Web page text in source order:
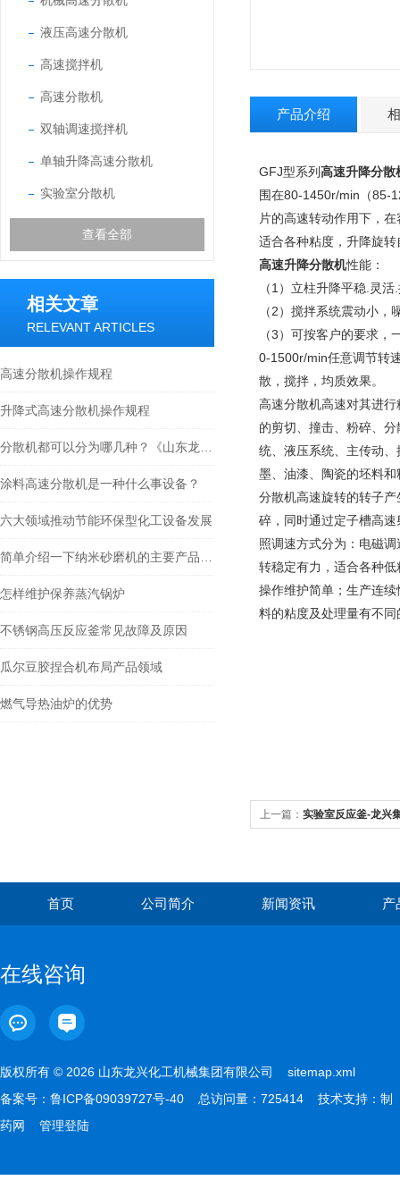
液压高速分散机
高速搅拌机
高速分散机
双轴调速搅拌机
单轴升降高速分散机
实验室分散机
查看全部
相关文章
RELEVANT ARTICLES
高速分散机操作规程
升降式高速分散机操作规程
涂料高速分散机是一种什么事设备？
六大领域推动节能环保型化工设备发展
怎样维护保养蒸汽锅炉
不锈钢高压反应釜常见故障及原因
瓜尔豆胶捏合机布局产品领域
燃气导热油炉的优势
产品介绍
GFJ型系列高速升降分散
围在80-1450r/min（85-
片的高速转动作用下，
适合各种粘度，升降旋
高速升降分散机性能：
（1）立柱升降平稳.灵
（2）搅拌系统震动小，
（3）可按客户的要求
0-1500r/min任意调节转
散，搅拌，均质效果。
高速分散机高速对其进
的剪切、撞击、粉碎、
统、液压系统、主传动
墨、油漆、陶瓷的坯料
分散机高速旋转的转子
碎，同时通过定子槽高
照调速方式分为：电磁
转稳定有力，适合各种
操作维护简单；生产连
料的粘度及处理量有不
上一篇： 实验室反应釜-龙兴
首页 公司简介 新闻资讯 产
在线咨询
版权所有 © 2026 山东龙兴化工机械集团有限公司 sitemap.xml
备案号： 鲁ICP备09039727号-40 总访问量：725414 技术支持： 制
药网
管理登陆